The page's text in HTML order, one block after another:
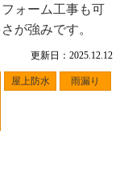
更新日：2025.12.12
屋上防水 雨漏り
ォーム工事も可
が強みです。